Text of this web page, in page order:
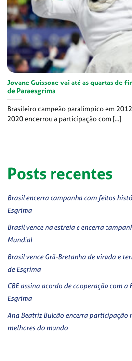
Jovane Guissone vai até as quartas de
de Paraesgrima
Brasileiro campeão paralímpico em
2020 encerrou a participação com [...]
Posts recentes
Brasil encerra campanha com feitos
Esgrima
Brasil vence na estreia e encerra
Mundial
Brasil vence Grã-Bretanha de virada e
de Esgrima
CBE assina acordo de cooperação com
Esgrima
Ana Beatriz Bulcão encerra participação
melhores do mundo